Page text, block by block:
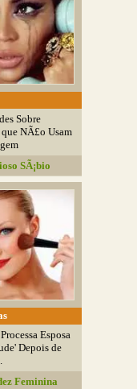
Sobre
que NÃ£o Usam
SÃ¡bio
Esposa
Depois de
Feminina